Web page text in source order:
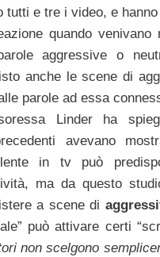
tutti e tre i video, e
quando venivano
aggressive o
anche le scene di
parole ad essa
Linder ha
avevano
in tv può
ma da questo
a scene di
può attivare certi
non scelgono